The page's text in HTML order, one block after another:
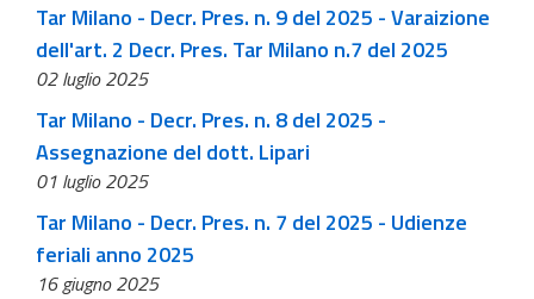
Tar Milano - Decr. Pres. n. 9 del 2025 - Varaizione
dell'art. 2 Decr. Pres. Tar Milano n.7 del 2025
02 luglio 2025
Tar Milano - Decr. Pres. n. 8 del 2025 -
Assegnazione del dott. Lipari
01 luglio 2025
Tar Milano - Decr. Pres. n. 7 del 2025 - Udienze
feriali anno 2025
16 giugno 2025